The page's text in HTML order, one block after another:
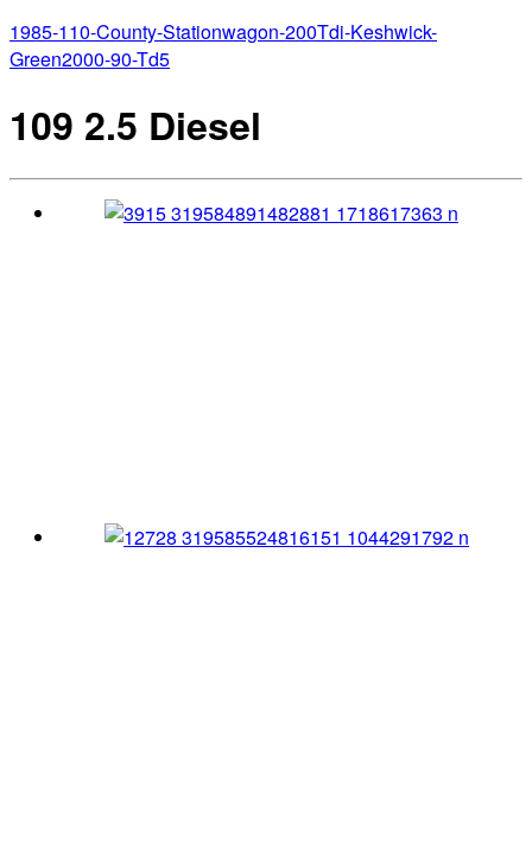
1985-110-County-Stationwagon-200Tdi-Keshwick-
Green2000-90-Td5
109 2.5 Diesel